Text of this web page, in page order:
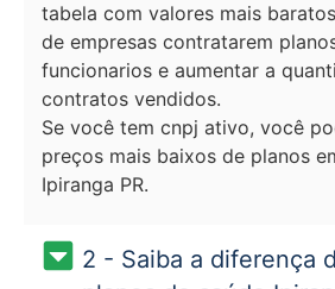
tabela com valores mais
de empresas contratarem
funcionarios e aumentar a
contratos vendidos.
Se você tem cnpj ativo, você
preços mais baixos de planos
Ipiranga PR.
2 - Saiba a diferença